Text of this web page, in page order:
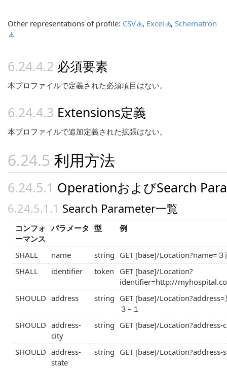
Other representations of profile: CSV , Excel , Schematron
必須要素
本プロファイルで定義された必須項目はない。
Extensions定義
本プロファイルで追加定義された拡張はない。
利用方法
OperationおよびSearch
Search Parameter一覧
コンフォ
ーマンス
パラメータ 型 例
SHALL name string GET [base]/Location?name=３
SHALL
identifier token
GET [base]/Location?
identifier=http://
SHOULD address string GET [base]/
３−１
SHOULD address-
city
string GET [base]/Location?address-
SHOULD address-
state
string GET [base]/Location?address-